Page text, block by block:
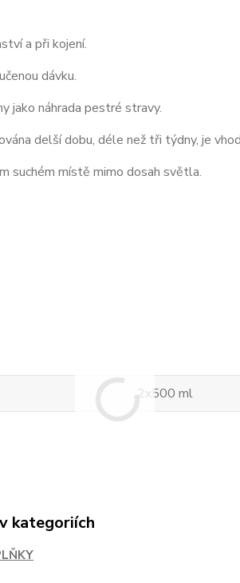
a při kojení.
dávku.
jako náhrada pestré stravy.
delšídobu, déle než tři týdny, je
suchém místě mimo dosah světla.
2x500 ml
kategoriích